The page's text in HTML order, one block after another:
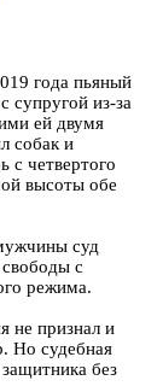
года пьяный
супругой из-за
ей двумя
собак и
с четвертого
высоты обе
суд
с
режима.
не признал и
Но судебная
без